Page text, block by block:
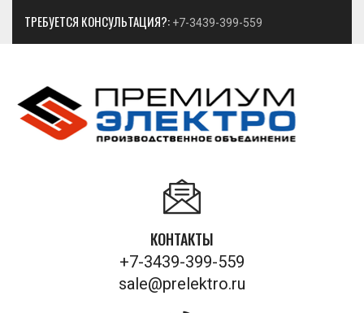
ТРЕБУЕТСЯ КОНСУЛЬТАЦИЯ?: +7-3439-399-559
КОНТАКТЫ
+7-3439-399-559
sale@prelektro.ru